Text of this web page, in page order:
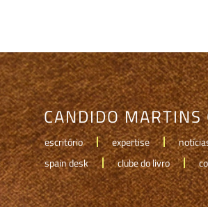
CANDIDO MARTINS
escritório expertise
spain desk
clube do livro